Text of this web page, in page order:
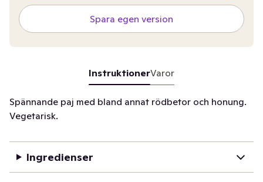
Spara egen version
InstruktionerVaror
Spännande paj med bland annat rödbetor och honung.
Vegetarisk.
Ingredienser